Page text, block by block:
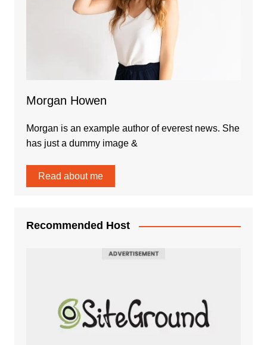
Morgan Howen
Morgan is an example author of everest news. She
has just a dummy image &
Read about me
Recommended Host